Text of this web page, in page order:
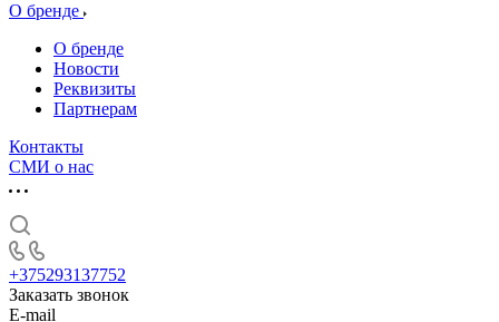
О бренде
О бренде
Новости
Реквизиты
Партнерам
Контакты
СМИ о нас
+375293137752
Заказать звонок
E-mail